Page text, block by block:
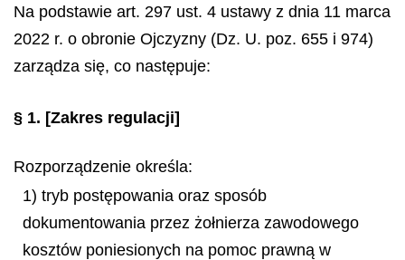
Na podstawie art. 297 ust. 4 ustawy z dnia 11 marca
2022 r. o obronie Ojczyzny (Dz. U. poz. 655 i 974)
zarządza się, co następuje:
§ 1. [Zakres regulacji]
Rozporządzenie określa:
1) tryb postępowania oraz sposób
dokumentowania przez żołnierza zawodowego
kosztów poniesionych na pomoc prawną w